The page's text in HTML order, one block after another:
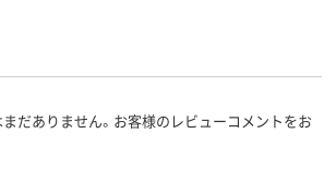
だありません。お客様のレビューコメントをお